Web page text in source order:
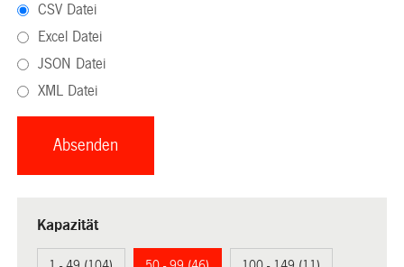
CSV Datei
Excel Datei
JSON Datei
XML Datei
Kapazität